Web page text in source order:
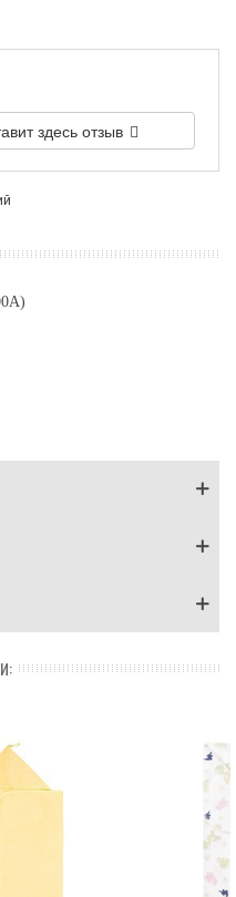
здесь отзыв